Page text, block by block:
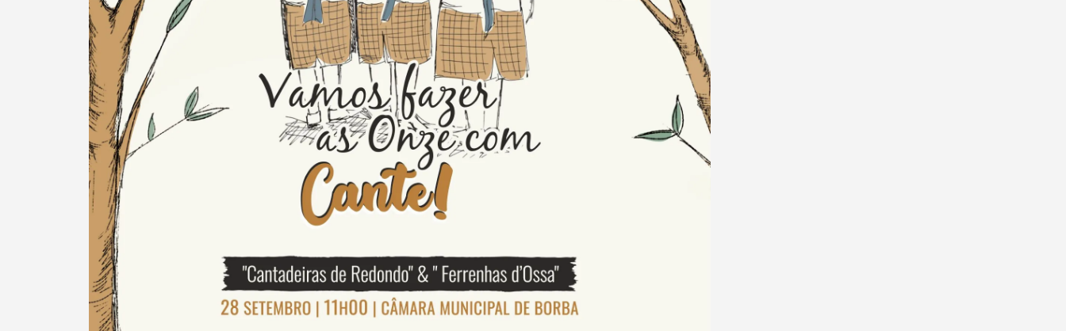
Termo de Pesquisa
Categorias gerais